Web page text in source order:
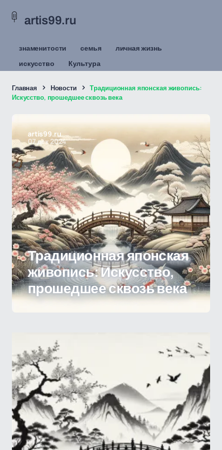
artis99.ru
знаменитости семья
личная жизнь
искусство
Культура
Главная Новости
Традиционная японская живопись:
Искусство, прошедшее сквозь века
artis99.ru
07 дек 2024
Традиционная японская
живопись: Искусство,
прошедшее сквозь века